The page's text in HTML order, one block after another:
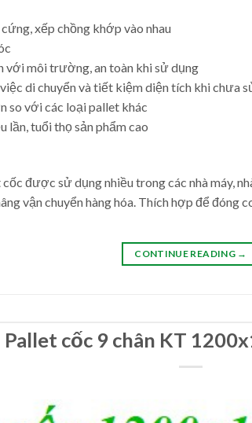
xếp chồng khớp vào nhau
với môi trường, an toàn khi sử dụng
di chuyển và tiết kiệm diện tích khi chưa
so với các loại pallet khác
lần, tuổi thọ sản phẩm cao
được sử dụng nhiều trong các nhà máy,
vận chuyển hàng hóa. Thích hợp để đóng
CONTINUE READING →
Pallet cốc 9 chân KT